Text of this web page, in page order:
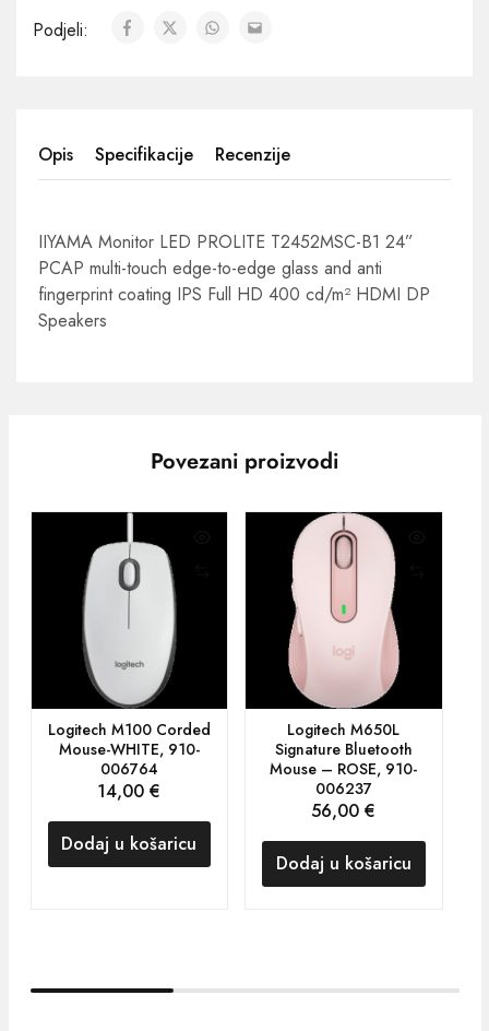
Podjeli:
Opis Specifikacije Recenzije
IIYAMA Monitor LED PROLITE T2452MSC-B1 24”
PCAP multi-touch edge-to-edge glass and anti
fingerprint coating IPS Full HD 400 cd/m² HDMI DP
Speakers
Povezani proizvodi
Logitech M100 Corded
Mouse-WHITE, 910-
006764
14,00€
Dodaj u košaricu
Logitech M650L
Signature Bluetooth
Mouse – ROSE, 910-
006237
56,00€
Dodaj u košaricu